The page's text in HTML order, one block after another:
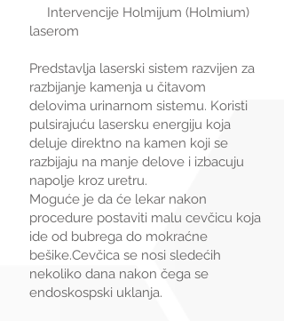
Intervencije Holmijum (Holmium)
laserom
Predstavlja laserski sistem razvijen za
razbijanje kamenja u čitavom
delovima urinarnom sistemu. Koristi
pulsirajuću lasersku energiju koja
deluje direktno na kamen koji se
razbijaju na manje delove i izbacuju
napolje kroz uretru.
Moguće je da će lekar nakon
procedure postaviti malu cevčicu koja
ide od bubrega do mokraćne
bešike.Cevčica se nosi sledećih
nekoliko dana nakon čega se
endoskospski uklanja.